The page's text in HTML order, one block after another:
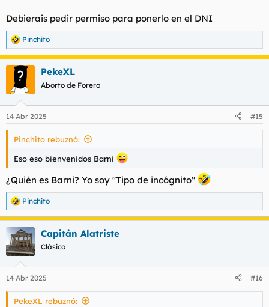
Debierais pedir permiso para ponerlo en el DNI
R
e
i
e
s
Pinchito
PekeXL
Aborto de Forero
14 Abr 2025 #15
Pinchito rebuznó:
Eso eso bienvenidos Barni
¿Quién es Barni? Yo soy "Tipo de incógnito"
R
e
c
c
i
e
s
Pinchito
Capitán Alatriste
Clásico
14 Abr 2025 #16
PekeXL rebuznó: